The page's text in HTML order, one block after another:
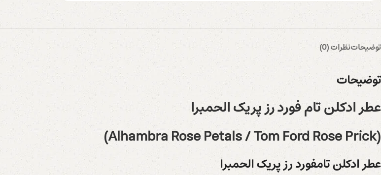
توضیحاتنظرات (0)
توضیحات
عطر ادکلن تام فورد رز پریک الحمبرا
(Alhambra Rose Petals / Tom Ford Rose Prick)
عطر ادکلن تامفورد رز پریک الحمبرا